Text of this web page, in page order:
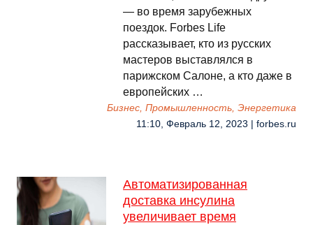
— во время зарубежных
поездок. Forbes Life
рассказывает, кто из русских
мастеров выставлялся в
парижском Салоне, а кто даже в
европейских …
Бизнес, Промышленность, Энергетика
11:10, Февраль 12, 2023 | forbes.ru
Автоматизированная
доставка инсулина
увеличивает время